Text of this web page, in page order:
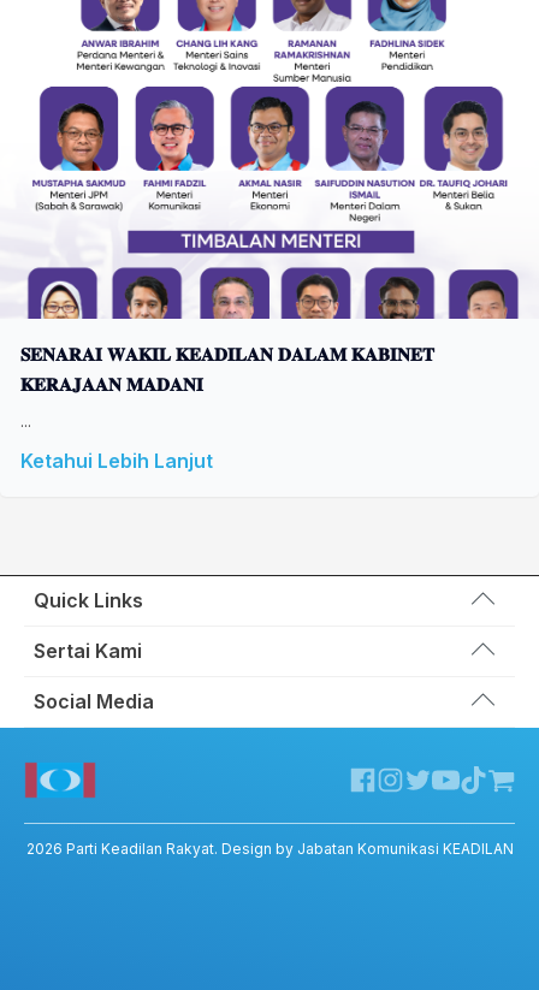
𝐒𝐄𝐍𝐀𝐑𝐀𝐈 𝐖𝐀𝐊𝐈𝐋 𝐊𝐄𝐀𝐃𝐈𝐋𝐀𝐍 𝐃𝐀𝐋𝐀𝐌 𝐊𝐀𝐁𝐈𝐍𝐄𝐓
𝐊𝐄𝐑𝐀𝐉𝐀𝐀𝐍 𝐌𝐀𝐃𝐀𝐍𝐈
...
Ketahui Lebih Lanjut
Quick Links
Wakil Rakyat
Hubungi Kami
Sumbangan
Sertai Kami
Portal Anggota KEADILAN
Social Media
Twitter KEADILAN
Channel Telegram KEADILAN
Kedai KEADILAN
ADIL – Privacy Policy
2026 Parti Keadilan Rakyat. Design by Jabatan Komunikasi KEADILAN